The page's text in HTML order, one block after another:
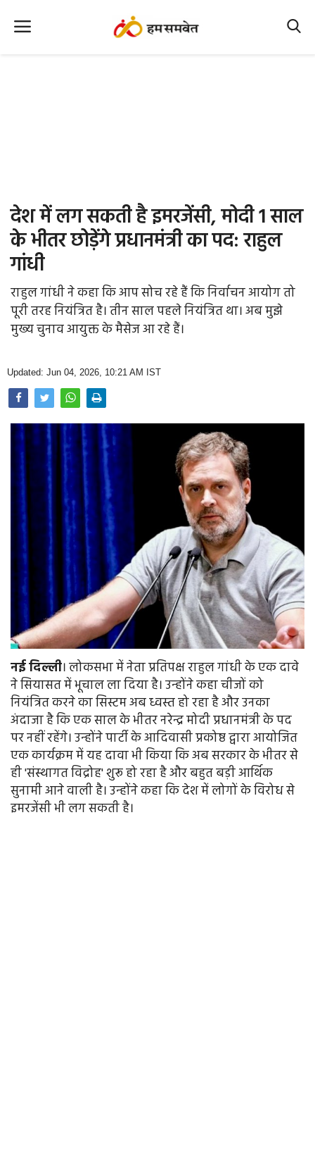
Office Office
Political Gossips
Farm & Food
Opinion
Photo Gallery
Home
देश में लग सकती है इमरजेंसी, मोदी 1 साल
के भीतर छोड़ेंगे प्रधानमंत्री का पद: राहुल
गांधी
राहुल गांधी ने कहा कि आप सोच रहे हैं कि निर्वाचन आयोग तो
पूरी तरह नियंत्रित है। तीन साल पहले नियंत्रित था। अब मुझे
मुख्य चुनाव आयुक्त के मैसेज आ रहे हैं।
Updated: Jun 04, 2026, 10:21 AM IST
नईदिल्ली। लोकसभा में नेता प्रतिपक्ष राहुल गांधी के एक दावे
ने सियासत में भूचाल ला दिया है। उन्होंने कहा चीजों को
नियंत्रित करने का सिस्टम अब ध्वस्त हो रहा है और उनका
अंदाजा है कि एक साल के भीतर नरेन्द्र मोदी प्रधानमंत्री के पद
पर नहीं रहेंगे। उन्होंने पार्टी के आदिवासी प्रकोष्ठ द्वारा आयोजित
एक कार्यक्रम में यह दावा भी किया कि अब सरकार के भीतर से
ही 'संस्थागत विद्रोह' शुरू हो रहा है और बहुत बड़ी आर्थिक
सुनामी आने वाली है। उन्होंने कहा कि देश में लोगों के विरोध से
इमरजेंसी भी लग सकती है।